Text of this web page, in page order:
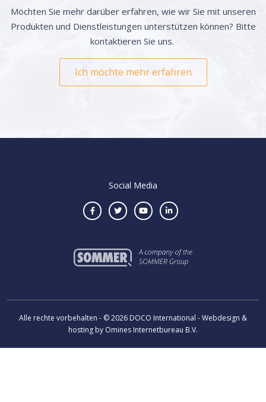
Möchten Sie mehr darüber erfahren, wie wir Sie mit unseren
Produkten und Dienstleistungen unterstützen können? Bitte
kontaktieren Sie uns.
Ich möchte mehr erfahren
Social Media
Alle rechte vorbehalten - © 2026 DOCO International - Webdesign &
hosting by Omines Internetbureau B.V.